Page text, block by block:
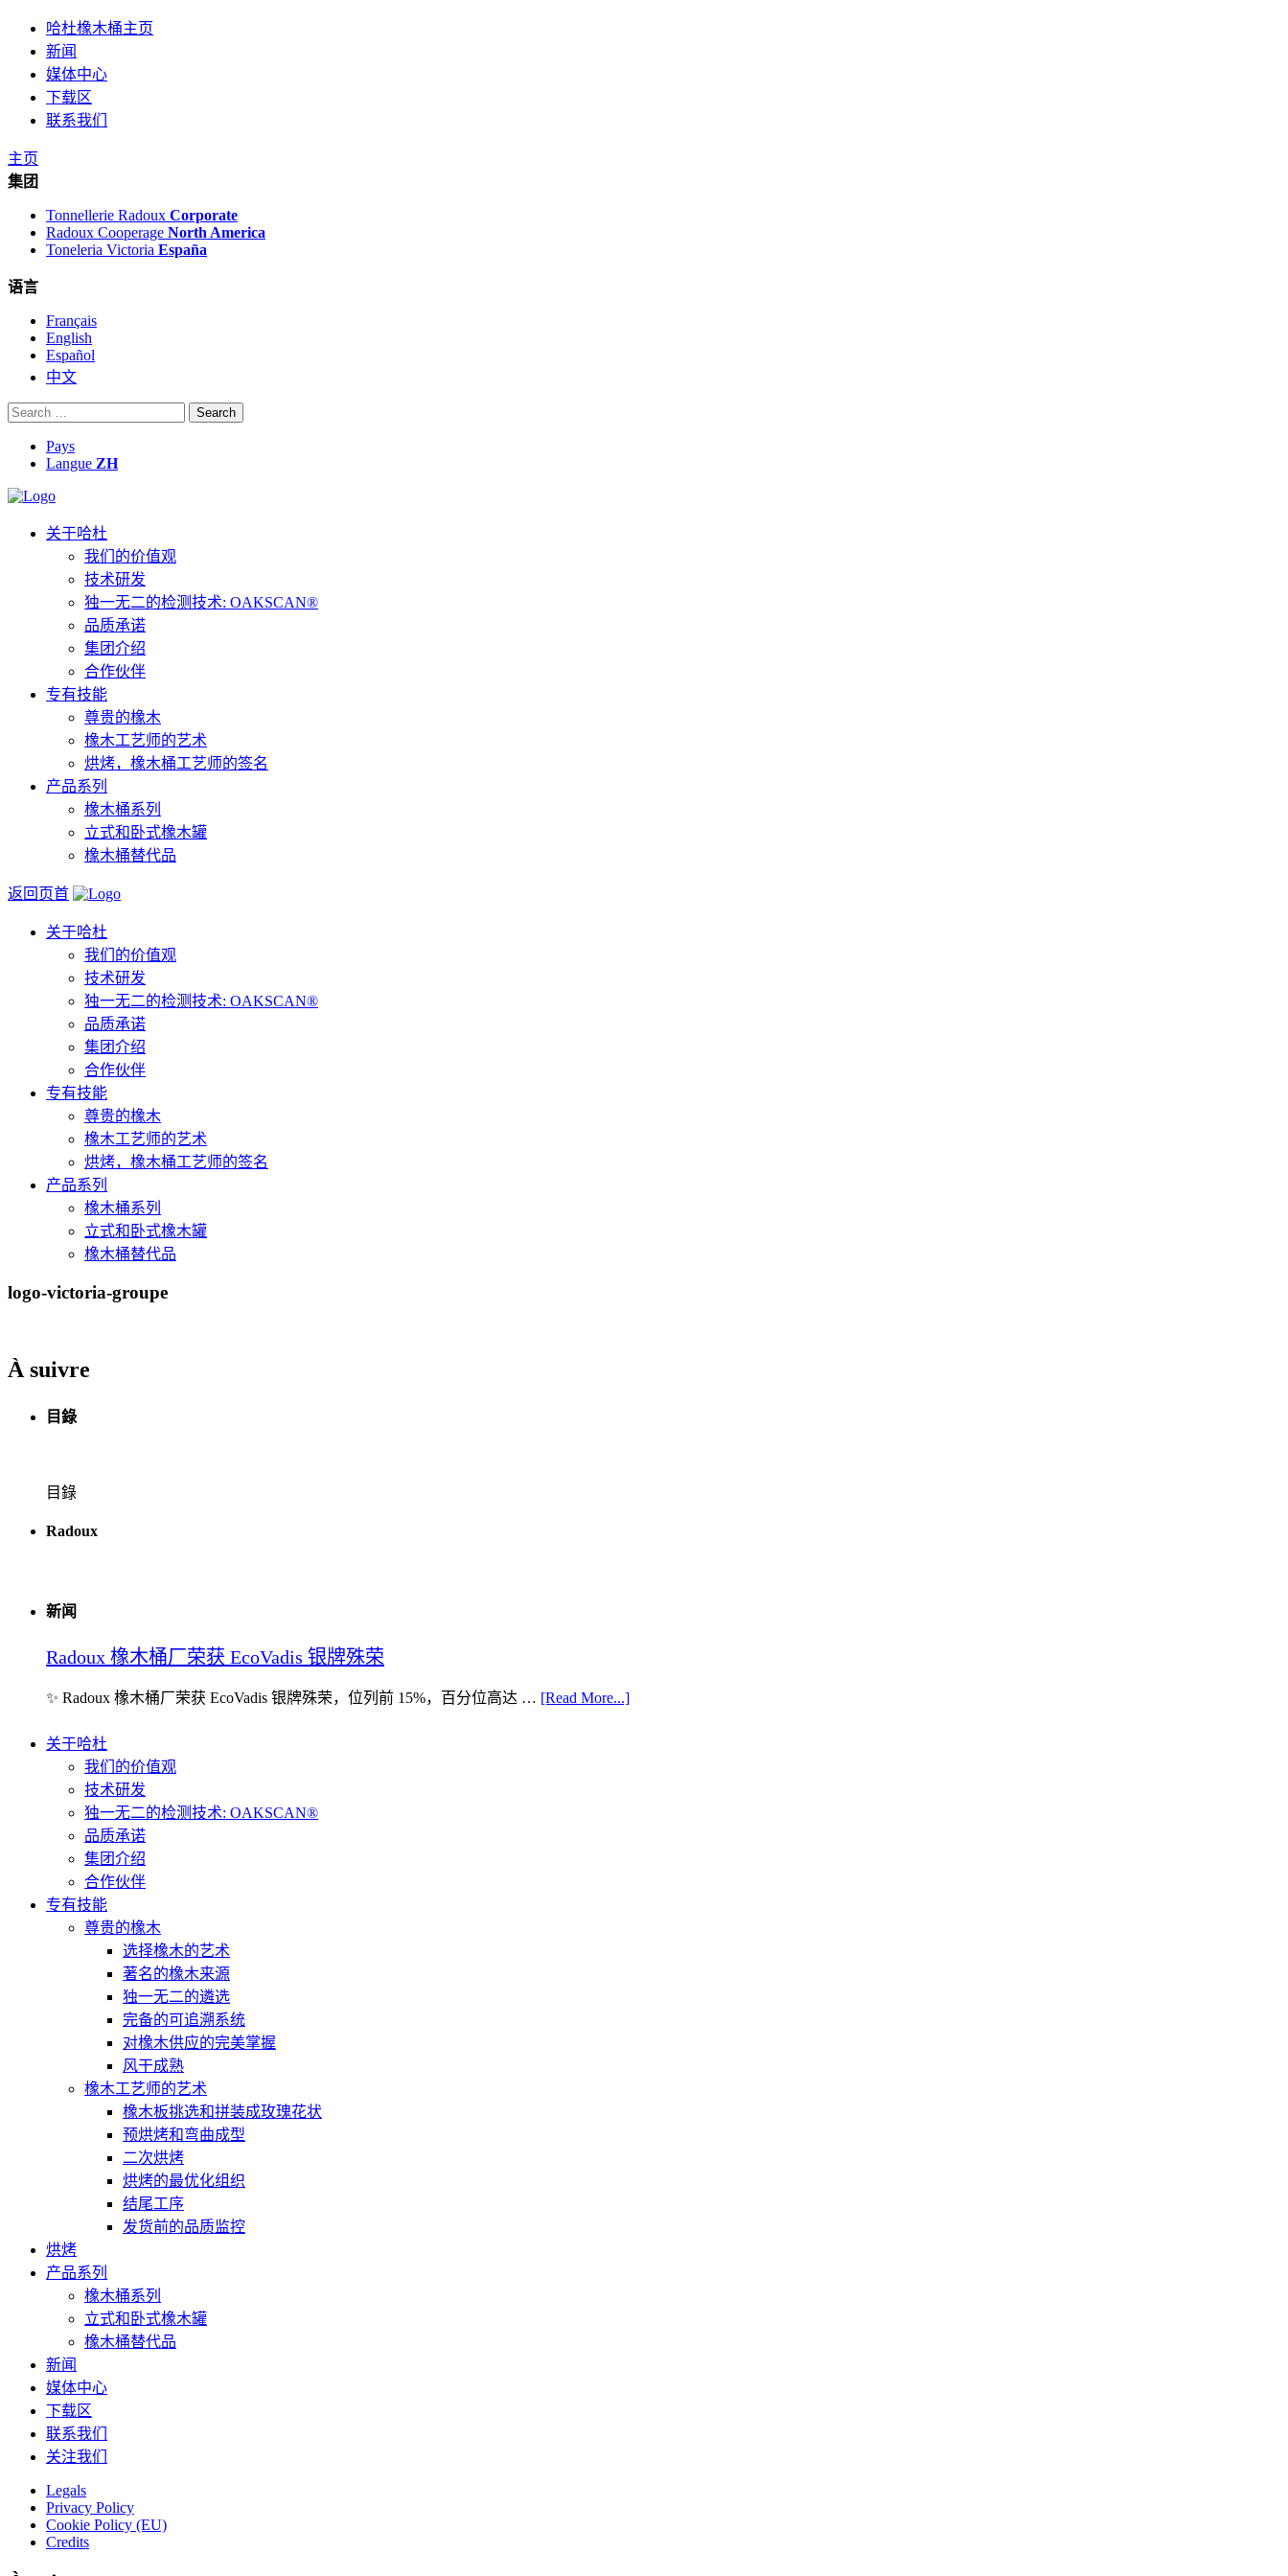
哈杜橡木桶主页
新闻
媒体中心
下载区
联系我们
主页
集团
Tonnellerie Radoux Corporate
Radoux Cooperage North America
Toneleria Victoria España
语言
Français
English
Español
中文
Search
for:
Pays
Langue ZH
关于哈杜
我们的价值观
技术研发
独一无二的检测技术: OAKSCAN®
品质承诺
集团介绍
合作伙伴
专有技能
尊贵的橡木
橡木工艺师的艺术
烘烤，橡木桶工艺师的签名
产品系列
橡木桶系列
立式和卧式橡木罐
橡木桶替代品
返回页首
关于哈杜
我们的价值观
技术研发
独一无二的检测技术: OAKSCAN®
品质承诺
集团介绍
合作伙伴
专有技能
尊贵的橡木
橡木工艺师的艺术
烘烤，橡木桶工艺师的签名
产品系列
橡木桶系列
立式和卧式橡木罐
橡木桶替代品
logo-victoria-groupe
À suivre
目錄
目錄
Radoux
新闻
Radoux 橡木桶厂荣获 EcoVadis 银牌殊荣
✨ Radoux 橡木桶厂荣获 EcoVadis 银牌殊荣，位列前 15%，百分位高达 … [Read More...]
关于哈杜
我们的价值观
技术研发
独一无二的检测技术: OAKSCAN®
品质承诺
集团介绍
合作伙伴
专有技能
尊贵的橡木
选择橡木的艺术
著名的橡木来源
独一无二的遴选
完备的可追溯系统
对橡木供应的完美掌握
风干成熟
橡木工艺师的艺术
橡木板挑选和拼装成玫瑰花状
预烘烤和弯曲成型
二次烘烤
烘烤的最优化组织
结尾工序
发货前的品质监控
烘烤
产品系列
橡木桶系列
立式和卧式橡木罐
橡木桶替代品
新闻
媒体中心
下载区
联系我们
关注我们
Legals
Privacy Policy
Cookie Policy (EU)
Credits